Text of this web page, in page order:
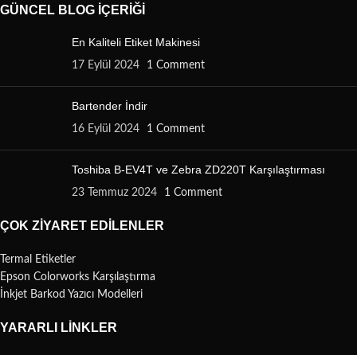
GÜNCEL BLOG İÇERIĞI
En Kaliteli Etiket Makinesi
17 Eylül 2024 1 Comment
Bartender İndir
16 Eylül 2024 1 Comment
Toshiba B-EV4T ve Zebra ZD220T Karşılaştırması
23 Temmuz 2024 1 Comment
ÇOK ZIYARET EDILENLER
Termal Etiketler
Epson Colorworks Karşılaştırma
İnkjet Barkod Yazıcı Modelleri
YARARLI LINKLER